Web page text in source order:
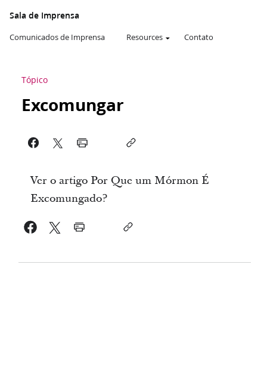
Sala de Imprensa
Comunicados de Imprensa Resources Contato
Tópico
Excomungar
Ver o artigo Por Que um Mórmon É
Excomungado?